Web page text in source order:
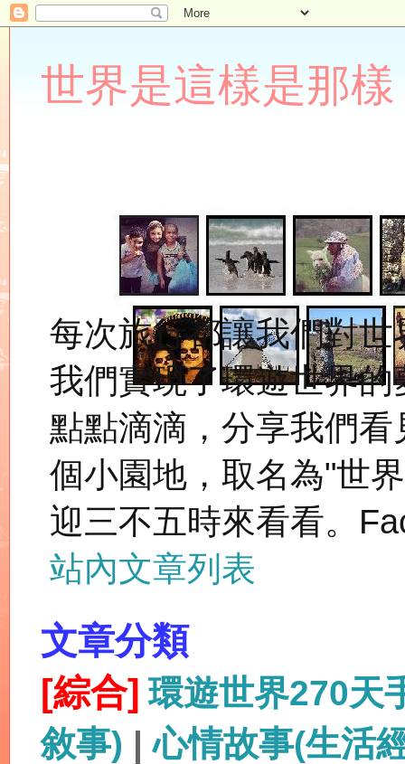
世界是這樣是那樣
每次旅行都讓我們對
我們實現了環遊世界
點點滴滴，分享我們
個小園地，取名為"世
迎三不五時來看看。
站內文章列表
文章分類
[綜合] 環遊世界270天
敘事) |心情故事(生活